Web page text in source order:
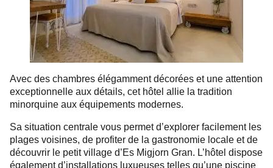
Avec des chambres élégamment décorées et une attention
exceptionnelle aux détails, cet hôtel allie la tradition
minorquine aux équipements modernes.
Sa situation centrale vous permet d’explorer facilement les
plages voisines, de profiter de la gastronomie locale et de
découvrir le petit village d’Es Migjorn Gran. L’hôtel dispose
également d’installations luxueuses telles qu’une piscine